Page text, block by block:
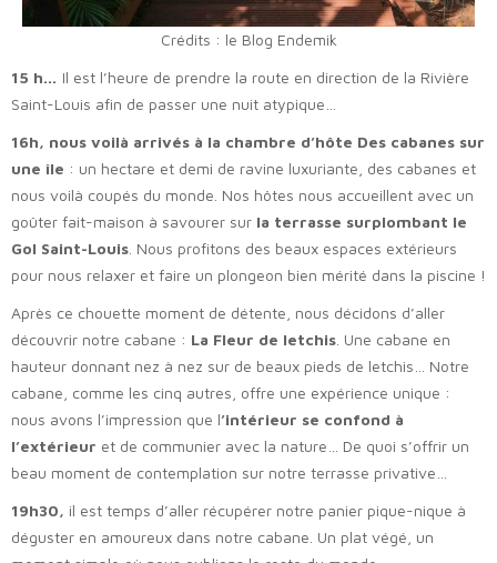
Crédits : le Blog Endemik
15 h… Il est l’heure de prendre la route en direction de la Rivière
Saint-Louis afin de passer une nuit atypique…
16h, nous voilà arrivés à la chambre d’hôte Des cabanes sur
une île : un hectare et demi de ravine luxuriante, des cabanes et
nous voilà coupés du monde. Nos hôtes nous accueillent avec un
goûter fait-maison à savourer sur la terrasse surplombant le
Gol Saint-Louis . Nous profitons des beaux espaces extérieurs
pour nous relaxer et faire un plongeon bien mérité dans la piscine !
Après ce chouette moment de détente, nous décidons d’aller
découvrir notre cabane : La Fleur de letchis . Une cabane en
hauteur donnant nez à nez sur de beaux pieds de letchis… Notre
cabane, comme les cinq autres, offre une expérience unique :
nous avons l’impression que l’intérieur se confond à
l’extérieur et de communier avec la nature… De quoi s’offrir un
beau moment de contemplation sur notre terrasse privative…
19h30, il est temps d’aller récupérer notre panier pique-nique à
déguster en amoureux dans notre cabane. Un plat végé, un